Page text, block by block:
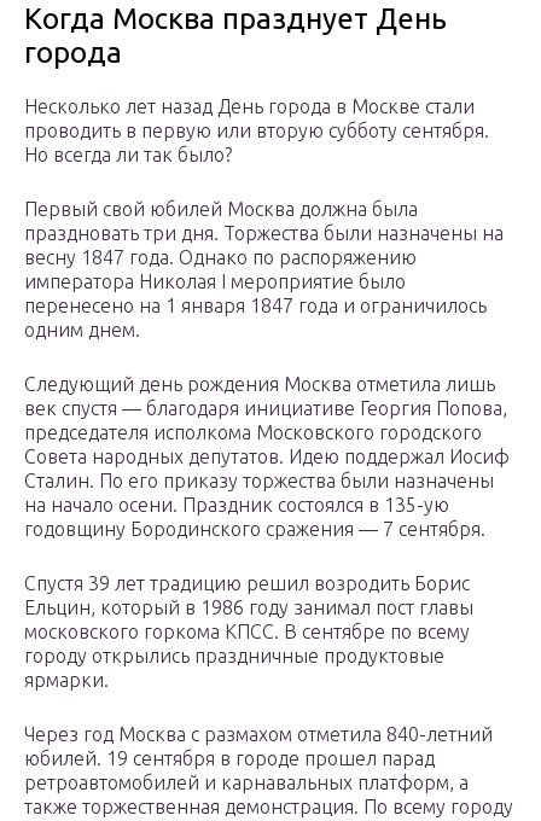
Когда Москва празднует День
города
Несколько лет назад День города в Москве стали
проводить в первую или вторую субботу сентября.
Но всегда ли так было?
Первый свой юбилей Москва должна была
праздновать три дня. Торжества были назначены на
весну 1847 года. Однако по распоряжению
императора Николая I мероприятие было
перенесено на 1 января 1847 года и ограничилось
одним днем.
Следующий день рождения Москва отметила лишь
век спустя — благодаря инициативе Георгия Попова,
председателя исполкома Московского городского
Совета народных депутатов. Идею поддержал Иосиф
Сталин. По его приказу торжества были назначены
на начало осени. Праздник состоялся в 135-ую
годовщину Бородинского сражения — 7 сентября.
Спустя 39 лет традицию решил возродить Борис
Ельцин, который в 1986 году занимал пост главы
московского горкома КПСС. В сентябре по всему
городу открылись праздничные продуктовые
ярмарки.
Через год Москва с размахом отметила 840-летний
юбилей. 19 сентября в городе прошел парад
ретроавтомобилей и карнавальных платформ, а
также торжественная демонстрация. По всему городу